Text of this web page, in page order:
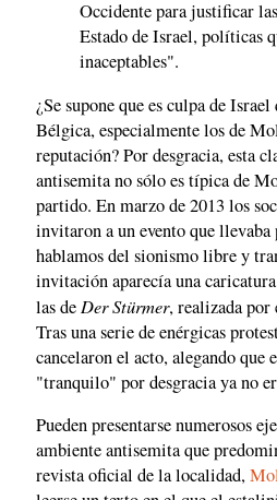
Occidente para justificar
Estado de Israel, políticas
inaceptables".
¿Se supone que es culpa de Israel
Bélgica, especialmente los de
reputación? Por desgracia, esta
antisemita no sólo es típica de
partido. En marzo de 2013 los
invitaron a un evento que
hablamos del sionismo libre y
invitación aparecía una
las de Der Stürmer, realizada por
Tras una serie de enérgicas
cancelaron el acto, alegando que
"tranquilo" por desgracia ya no
Pueden presentarse numerosos
ambiente antisemita que
revista oficial de la localidad,